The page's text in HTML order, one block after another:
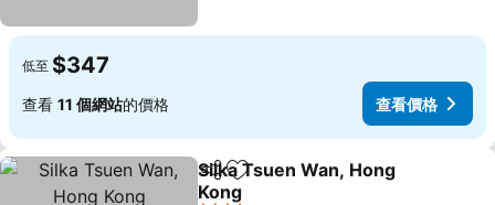
低至 $347
查看 11 個網站的價格 查看價格
分享 放到收藏夾
Silka Tsuen Wan, Hong
Kong